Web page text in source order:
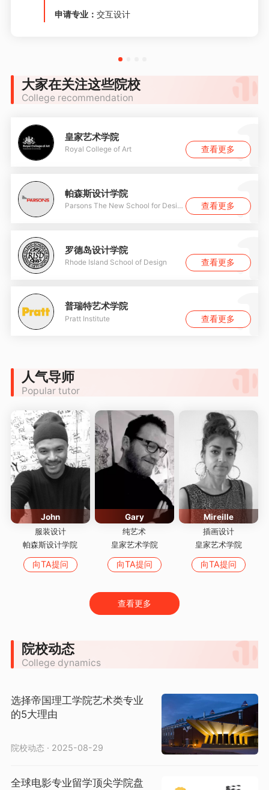
申请专业：交互设计
大家在关注这些院校
College recommendation
皇家艺术学院
Royal College of Art 查看更多
帕森斯设计学院
Parsons The New School for Design 查看更多
罗德岛设计学院
Rhode Island School of Design 查看更多
普瑞特艺术学院
Pratt Institute 查看更多
人气导师
Popular tutor
John
服装设计
帕森斯设计学院
向TA提问
Gary
纯艺术
皇家艺术学院
向TA提问
Mireille
插画设计
皇家艺术学院
向TA提问
查看更多
院校动态
College dynamics
选择帝国理工学院艺术类专业
的5大理由
院校动态 · 2025-08-29
全球电影专业留学顶尖学院盘